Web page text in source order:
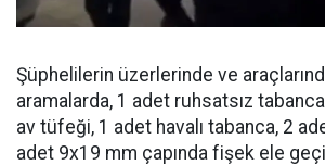
Şüphelilerin üzerlerinde ve
aramalarda, 1 adet ruhsatsız
av tüfeği, 1 adet havalı tabanca, 2
adet 9x19 mm çapında fişek ele